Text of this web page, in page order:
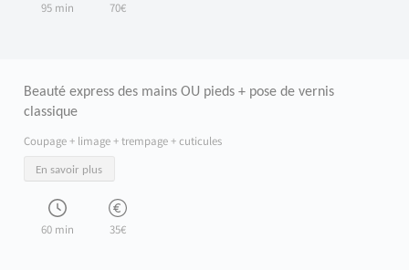
95 min 70€
Beauté express des mains OU pieds + pose de vernis
classique
Coupage + limage + trempage + cuticules
En savoir plus
60 min 35€